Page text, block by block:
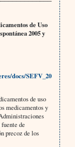
de Uso
2005 y
docs/SEFV_20
de uso
medicamentos y
de
precoz de los